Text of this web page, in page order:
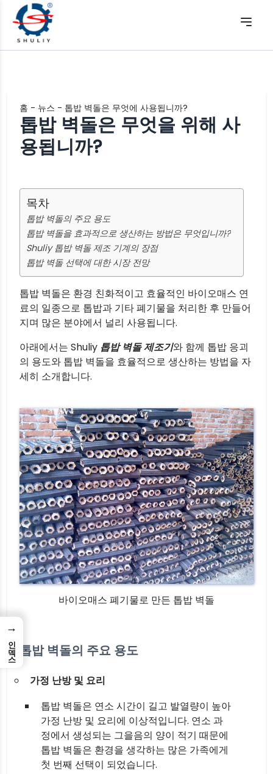
홈 - 뉴스 - 톱밥 벽돌은 무엇에 사용됩니까?
톱밥 벽돌은 무엇을 위해 사
용됩니까?
목차
톱밥 벽돌의 주요 용도
톱밥 벽돌을 효과적으로 생산하는 방법은 무엇입니까?
Shuliy 톱밥 벽돌 제조 기계의 장점
톱밥 벽돌 선택에 대한 시장 전망
톱밥 벽돌은 환경 친화적이고 효율적인 바이오매스 연
료의 일종으로 톱밥과 기타 폐기물을 처리한 후 만들어
지며 많은 분야에서 널리 사용됩니다.
아래에서는 Shuliy 톱밥 벽돌 제조기와 함께 톱밥 응괴
의 용도와 톱밥 벽돌을 효율적으로 생산하는 방법을 자
세히 소개합니다.
바이오매스 폐기물로 만든 톱밥 벽돌
톱밥 벽돌의 주요 용도
가정 난방 및 요리
톱밥 벽돌은 연소 시간이 길고 발열량이 높아
가정 난방 및 요리에 이상적입니다. 연소 과
정에서 생성되는 그을음의 양이 적기 때문에
톱밥 벽돌은 환경을 생각하는 많은 가족에게
첫 번째 선택이 되었습니다.
→
인덱스